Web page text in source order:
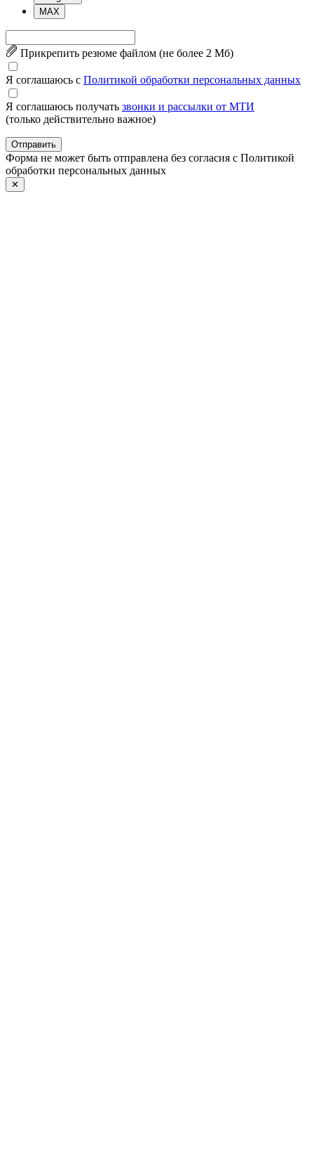
MAX
Прикрепить резюме файлом (не более 2 Mб)
Я соглашаюсь с Политикой обработки персональных данных
Я соглашаюсь получать звонки и рассылки от МТИ
(только действительно важное)
Отправить
Форма не может быть отправлена без согласия с Политикой
обработки персональных данных
✕